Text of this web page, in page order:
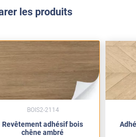
les produits
Revêtement adhésif bois
chêne ambré
BOIS2-2114